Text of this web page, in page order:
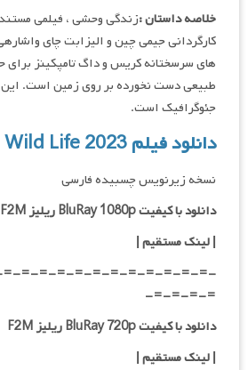
خلاصه داستان :
کارگردانی جیمی چین و الیزابت چای
های سرسختانه کریس و داگ تامپکینز برای
طبیعی دست نخورده بر روی زمین است.
جئوگرافیک است.
دانلود فیلم Wild Life 2023
نسخه زیرنویس چسبیده فارسی
دانلود با کیفیت BluRay 1080p ریلیز F2M
|لینک مستقیم|
=-=-=-=-=-=-=-=-=-=-=-
=-=-=-=-
دانلود با کیفیت BluRay 720p ریلیز F2M
| لینک مستقیم|